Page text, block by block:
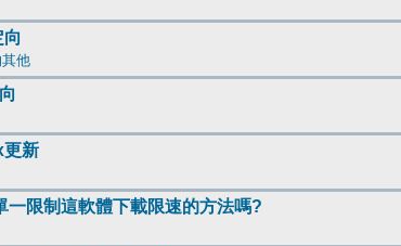
他
新
一限制這軟體下載限速的方法嗎?